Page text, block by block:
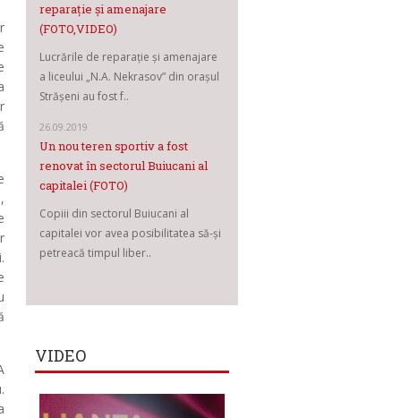
reparație și amenajare
(FOTO,VIDEO)
Lucrările de reparație și amenajare
a liceului „N.A. Nekrasov” din orașul
Strășeni au fost f..
26.09.2019
Un nou teren sportiv a fost
renovat în sectorul Buiucani al
capitalei (FOTO)
Copiii din sectorul Buiucani al
capitalei vor avea posibilitatea să-și
petreacă timpul liber..
VIDEO